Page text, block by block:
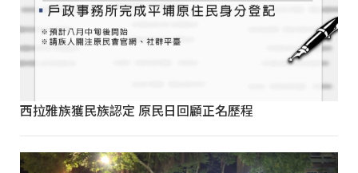
西拉雅族獲民族認定 原民日回顧正名歷程